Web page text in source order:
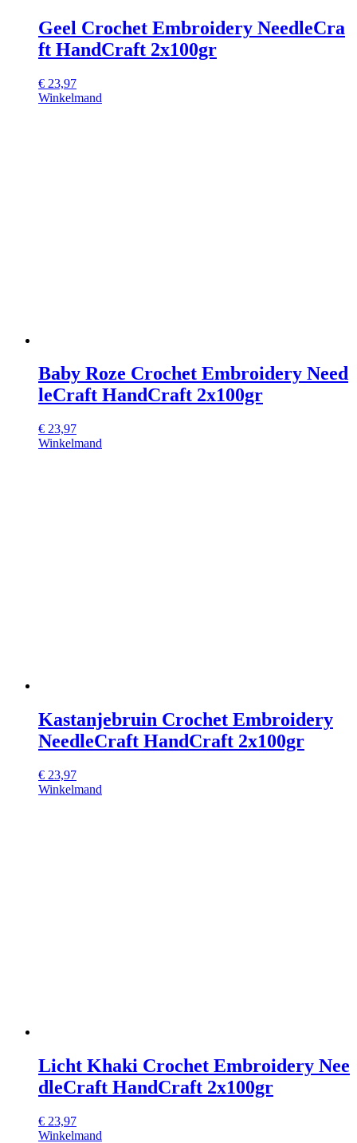
Geel Crochet Embroidery NeedleCra
ft HandCraft 2x100gr
€ 23,97
Winkelmand
Baby Roze Crochet Embroidery Need
leCraft HandCraft 2x100gr
€ 23,97
Winkelmand
Kastanjebruin Crochet Embroidery
NeedleCraft HandCraft 2x100gr
€ 23,97
Winkelmand
Licht Khaki Crochet Embroidery Nee
dleCraft HandCraft 2x100gr
€ 23,97
Winkelmand